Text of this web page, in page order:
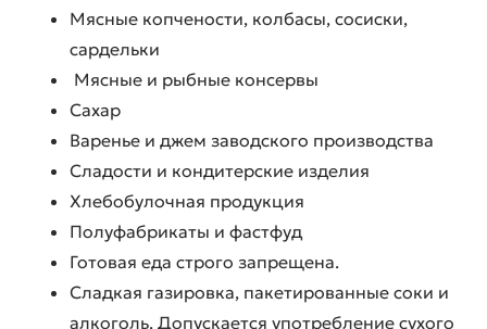
Мясные копчености, колбасы, сосиски,
сардельки
Мясные и рыбные консервы
Сахар
Варенье и джем заводского производства
Сладости и кондитерские изделия
Хлебобулочная продукция
Полуфабрикаты и фастфуд
Готовая еда строго запрещена.
Сладкая газировка, пакетированные соки и
алкоголь. Допускается употребление сухого